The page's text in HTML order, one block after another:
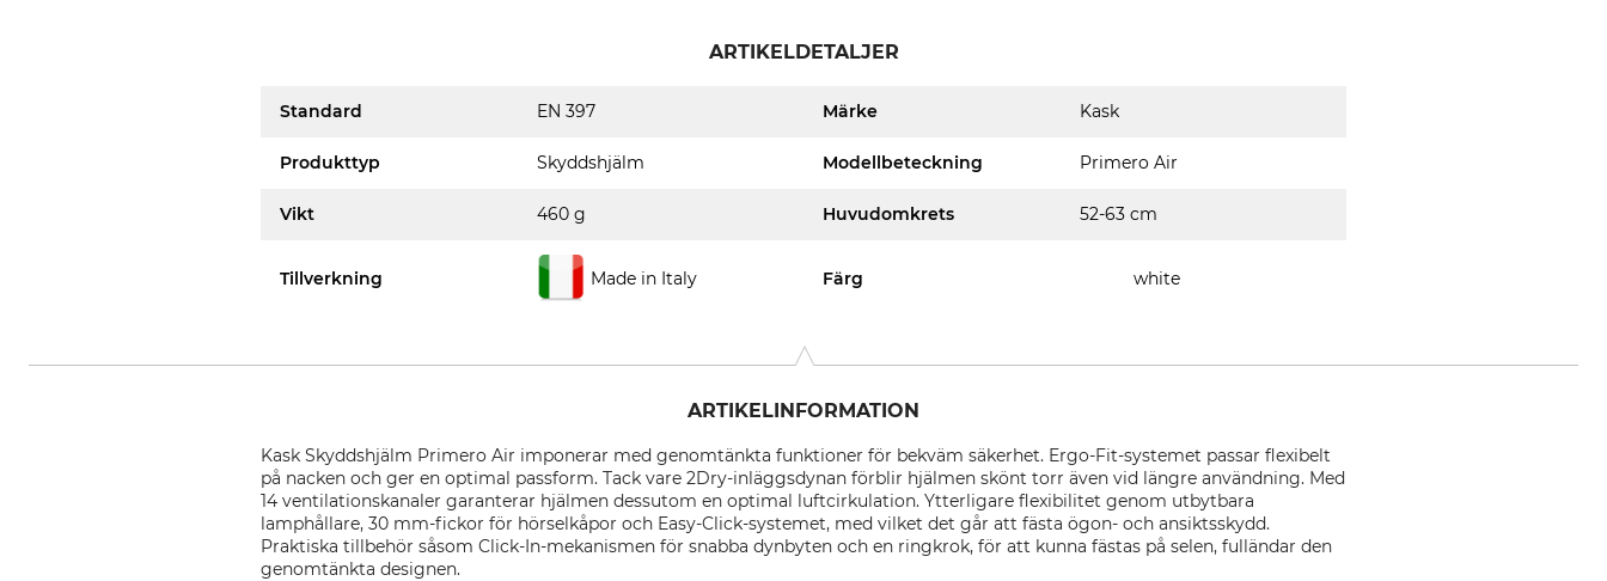
ARTIKELDETALJER
Standard EN 397 Märke Kask
Produkttyp Skyddshjälm Modellbeteckning Primero Air
Vikt 460 g Huvudomkrets 52-63 cm
Tillverkning Made in Italy Färg white
ARTIKELINFORMATION
Kask Skyddshjälm Primero Air imponerar med genomtänkta funktioner för bekväm säkerhet. Ergo-Fit-systemet passar flexibelt
på nacken och ger en optimal passform. Tack vare 2Dry-inläggsdynan förblir hjälmen skönt torr även vid längre användning. Med
14 ventilationskanaler garanterar hjälmen dessutom en optimal luftcirkulation. Ytterligare flexibilitet genom utbytbara
lamphållare, 30 mm-fickor för hörselkåpor och Easy-Click-systemet, med vilket det går att fästa ögon- och ansiktsskydd.
Praktiska tillbehör såsom Click-In-mekanismen för snabba dynbyten och en ringkrok, för att kunna fästas på selen, fulländar den
genomtänkta designen.